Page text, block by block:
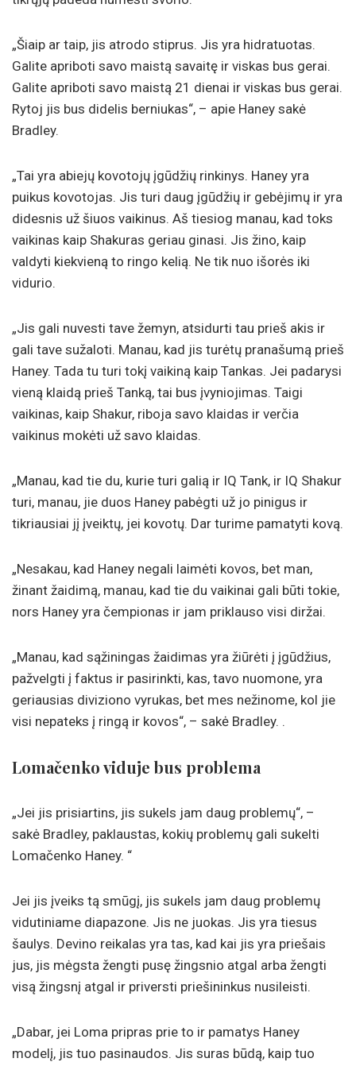
„Šiaip ar taip, jis atrodo stiprus. Jis yra hidratuotas.
Galite apriboti savo maistą savaitę ir viskas bus gerai.
Galite apriboti savo maistą 21 dienai ir viskas bus gerai.
Rytoj jis bus didelis berniukas“, – apie Haney sakė
Bradley.
„Tai yra abiejų kovotojų įgūdžių rinkinys. Haney yra
puikus kovotojas. Jis turi daug įgūdžių ir gebėjimų ir yra
didesnis už šiuos vaikinus. Aš tiesiog manau, kad toks
vaikinas kaip Shakuras geriau ginasi. Jis žino, kaip
valdyti kiekvieną to ringo kelią. Ne tik nuo išorės iki
vidurio.
„Jis gali nuvesti tave žemyn, atsidurti tau prieš akis ir
gali tave sužaloti. Manau, kad jis turėtų pranašumą prieš
Haney. Tada tu turi tokį vaikiną kaip Tankas. Jei padarysi
vieną klaidą prieš Tanką, tai bus įvyniojimas. Taigi
vaikinas, kaip Shakur, riboja savo klaidas ir verčia
vaikinus mokėti už savo klaidas.
„Manau, kad tie du, kurie turi galią ir IQ Tank, ir IQ Shakur
turi, manau, jie duos Haney pabėgti už jo pinigus ir
tikriausiai jį įveiktų, jei kovotų. Dar turime pamatyti kovą.
„Nesakau, kad Haney negali laimėti kovos, bet man,
žinant žaidimą, manau, kad tie du vaikinai gali būti tokie,
nors Haney yra čempionas ir jam priklauso visi diržai.
„Manau, kad sąžiningas žaidimas yra žiūrėti į įgūdžius,
pažvelgti į faktus ir pasirinkti, kas, tavo nuomone, yra
geriausias diviziono vyrukas, bet mes nežinome, kol jie
visi nepateks į ringą ir kovos“, – sakė Bradley. .
Lomačenko viduje bus problema
„Jei jis prisiartins, jis sukels jam daug problemų“, –
sakė Bradley, paklaustas, kokių problemų gali sukelti
Lomačenko Haney. “
Jei jis įveiks tą smūgį, jis sukels jam daug problemų
vidutiniame diapazone. Jis ne juokas. Jis yra tiesus
šaulys. Devino reikalas yra tas, kad kai jis yra priešais
jus, jis mėgsta žengti pusę žingsnio atgal arba žengti
visą žingsnį atgal ir priversti priešininkus nusileisti.
„Dabar, jei Loma pripras prie to ir pamatys Haney
modelį, jis tuo pasinaudos. Jis suras būdą, kaip tuo